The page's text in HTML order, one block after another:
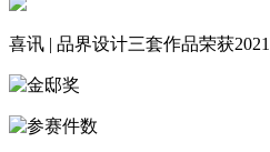
喜讯 | 品界设计三套作品荣获